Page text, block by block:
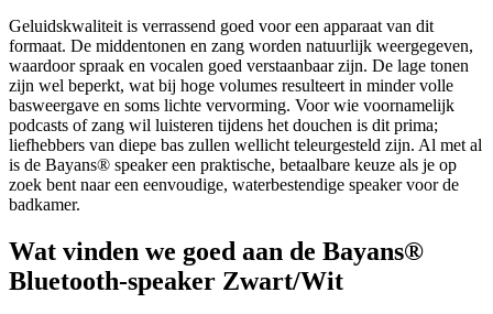
Geluidskwaliteit is verrassend goed voor een apparaat van dit
formaat. De middentonen en zang worden natuurlijk weergegeven,
waardoor spraak en vocalen goed verstaanbaar zijn. De lage tonen
zijn wel beperkt, wat bij hoge volumes resulteert in minder volle
basweergave en soms lichte vervorming. Voor wie voornamelijk
podcasts of zang wil luisteren tijdens het douchen is dit prima;
liefhebbers van diepe bas zullen wellicht teleurgesteld zijn. Al met al
is de Bayans® speaker een praktische, betaalbare keuze als je op
zoek bent naar een eenvoudige, waterbestendige speaker voor de
badkamer.
Wat vinden we goed aan de Bayans®
Bluetooth-speaker Zwart/Wit